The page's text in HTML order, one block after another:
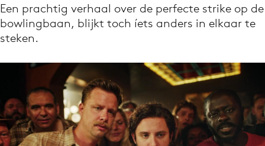
Nieuws app
Menu
Home
Een prachtig verhaal over de perfecte strike op de
bowlingbaan, blijkt toch íets anders in elkaar te
steken.